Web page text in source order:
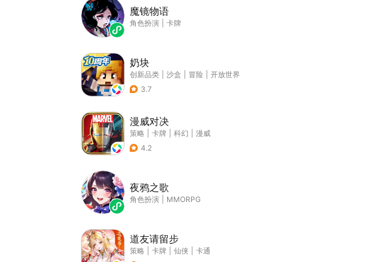
魔镜物语
角色扮演 卡牌
奶块
创新品类 沙盒 冒险
开放世界
3.7
漫威对决
策略 卡牌 科幻
漫威
4.2
夜鸦之歌
角色扮演 MMORPG
道友请留步
策略 卡牌 仙侠
卡通